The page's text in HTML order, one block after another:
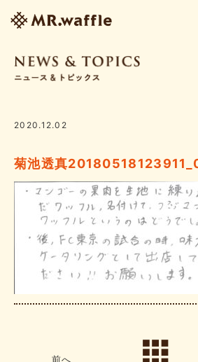
2020.12.02
菊池透真
前へ